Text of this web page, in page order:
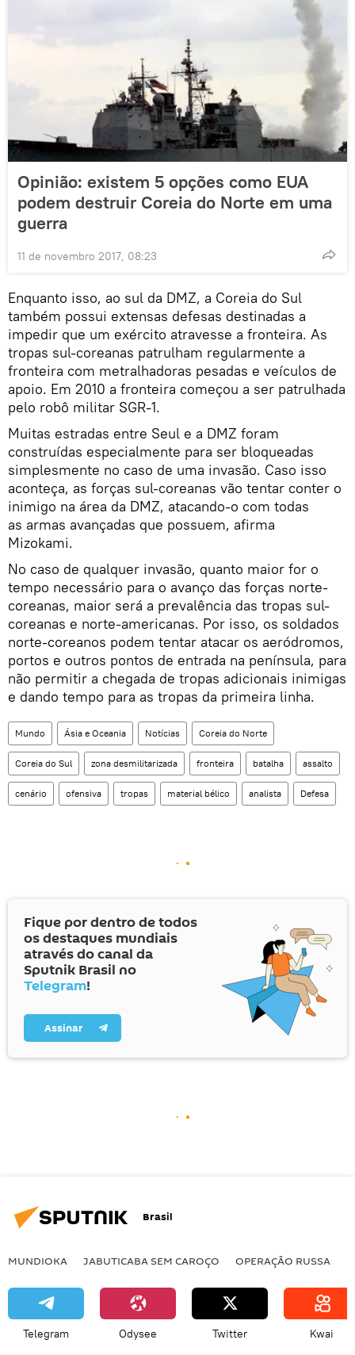
Opinião: existem 5 opções como EUA
podem destruir Coreia do Norte em uma
guerra
11 de novembro 2017, 08:23
Enquanto isso, ao sul da DMZ, a Coreia do Sul
também possui extensas defesas destinadas a
impedir que um exército atravesse a fronteira. As
tropas sul-coreanas patrulham regularmente a
fronteira com metralhadoras pesadas e veículos de
apoio. Em 2010 a fronteira começou a ser patrulhada
pelo robô militar SGR-1.
Muitas estradas entre Seul e a DMZ foram
construídas especialmente para ser bloqueadas
simplesmente no caso de uma invasão. Caso isso
aconteça, as forças sul-coreanas vão tentar conter o
inimigo na área da DMZ, atacando-o com todas
as armas avançadas que possuem, afirma
Mizokami.
No caso de qualquer invasão, quanto maior for o
tempo necessário para o avanço das forças norte-
coreanas, maior será a prevalência das tropas sul-
coreanas e norte-americanas. Por isso, os soldados
norte-coreanos podem tentar atacar os aeródromos,
portos e outros pontos de entrada na península, para
não permitir a chegada de tropas adicionais inimigas
e dando tempo para as tropas da primeira linha.
Mundo Ásia e Oceania Notícias Coreia do Norte
Coreia do Sul zona desmilitarizada fronteira batalha assalto
cenário ofensiva tropas material bélico analista Defesa
Fique por dentro de todos
os destaques mundiais
através do canal da
Sputnik Brasil no
Telegram!
Assinar
Brasil
MUNDIOKA JABUTICABA SEM CAROÇO OPERAÇÃO RUSSA
Telegram Odysee Twitter Kwai